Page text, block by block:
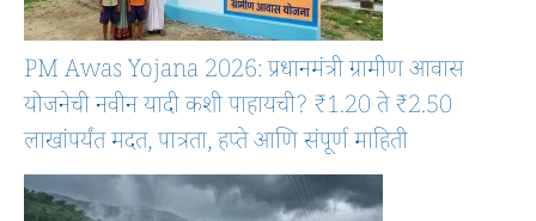
PM Awas Yojana 2026: प्रधानमंत्री ग्रामीण आवास
योजनेची नवीन यादी कशी पाहायची? ₹1.20 ते ₹2.50
लाखांपर्यंत मदत, पात्रता, हप्ते आणि संपूर्ण माहिती